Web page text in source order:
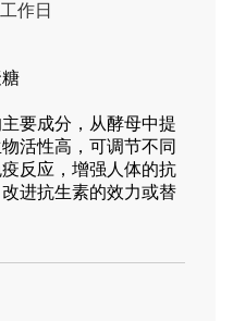
作日
要成分，从酵母中提
活性高，可调节不同
反应，增强人体的抗
进抗生素的效力或替